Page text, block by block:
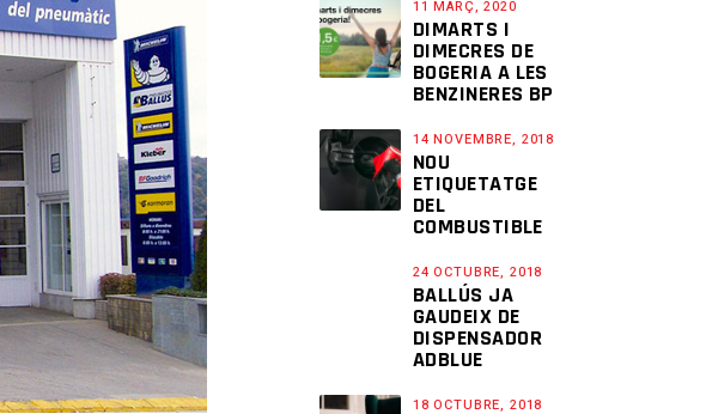
11 MARÇ, 2020
DIMARTS I
DIMECRES DE
BOGERIA A LES
BENZINERES BP
14 NOVEMBRE, 2018
NOU
ETIQUETATGE
DEL
COMBUSTIBLE
24 OCTUBRE, 2018
BALLÚS JA
GAUDEIX DE
DISPENSADOR
ADBLUE
18 OCTUBRE, 2018